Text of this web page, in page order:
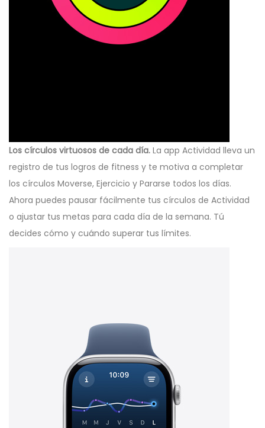
Los círculos virtuosos de cada día. La app Actividad lleva un
registro de tus logros de fitness y te motiva a completar
los círculos Moverse, Ejercicio y Pararse todos los días.
Ahora puedes pausar fácilmente tus círculos de Actividad
o ajustar tus metas para cada día de la semana. Tú
decides cómo y cuándo superar tus límites.